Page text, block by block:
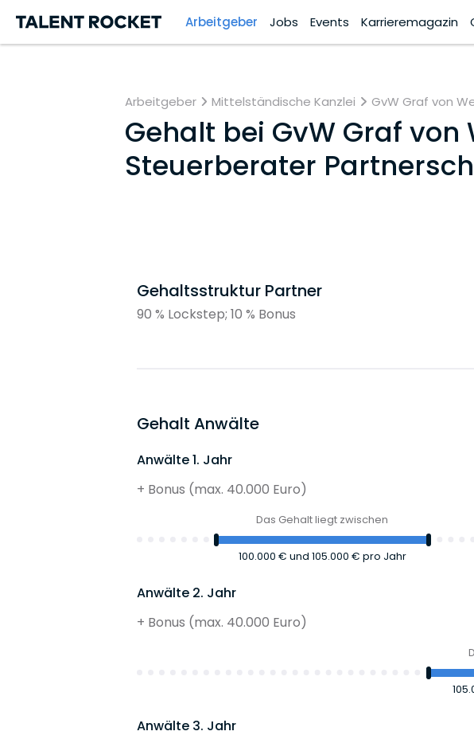
Arbeitgeber Jobs Events Karrieremagazin
Arbeitgeber Mittelständische Kanzlei GvW Graf von
Gehalt bei GvW Graf
Steuerberater
Gehaltsstruktur Partner
90 % Lockstep; 10 % Bonus
Gehalt Anwälte
Anwälte 1. Jahr
+ Bonus (max. 40.000 Euro)
Das Gehalt liegt zwischen
100.000 € und 105.000 € pro Jahr
Anwälte 2. Jahr
+ Bonus (max. 40.000 Euro)
Anwälte 3. Jahr